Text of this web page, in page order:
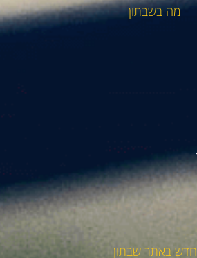
מה בשבתון
חדש באתר שבתון